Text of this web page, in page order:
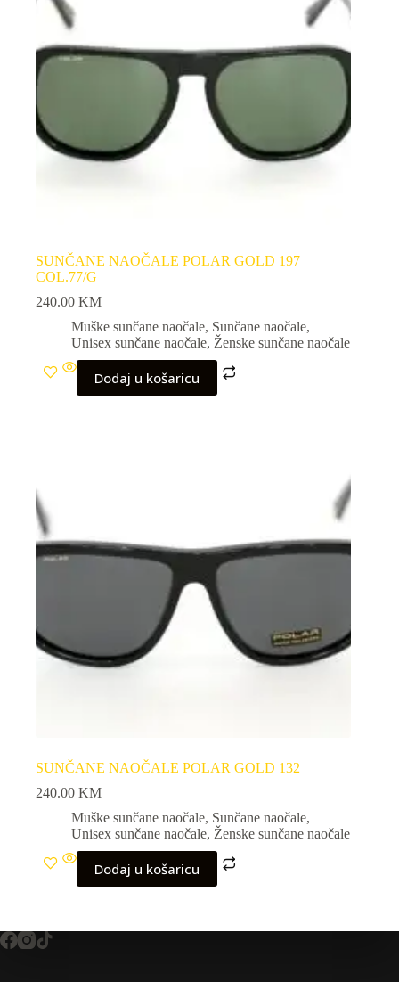
SUNČANE NAOČALE POLAR GOLD 197
COL.77/G
240.00 KM
Muške sunčane naočale, Sunčane naočale,
Unisex sunčane naočale, Ženske sunčane naočale
Dodaj u košaricu
SUNČANE NAOČALE POLAR GOLD 132
240.00 KM
Muške sunčane naočale, Sunčane naočale,
Unisex sunčane naočale, Ženske sunčane naočale
Dodaj u košaricu